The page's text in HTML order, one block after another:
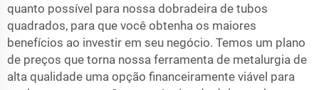
quanto possível para nossa dobradeira de tubos
quadrados, para que você obtenha os maiores
benefícios ao investir em seu negócio. Temos um plano
de preços que torna nossa ferramenta de metalurgia de
alta qualidade uma opção financeiramente viável para